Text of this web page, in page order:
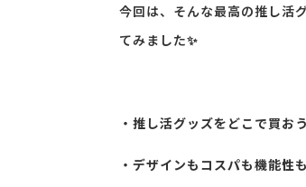
今回は、そんな最高の推し
てみました✨
・推し活グッズをどこで買お
・デザインもコスパも機能性